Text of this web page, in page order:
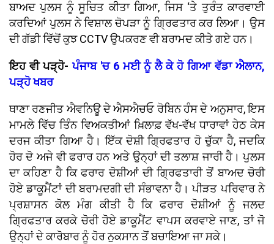
ਬਾਅਦ ਪੁਲਸ ਨੂੰ ਸੂਚਿਤ ਕੀਤਾ ਗਿਆ, ਜਿਸ ‘ਤੇ ਤੁਰੰਤ ਕਾਰਵਾਈ
ਕਰਦਿਆਂ ਪੁਲਸ ਨੇ ਵਿਸ਼ਾਲ ਚੋਪੜਾ ਨੂੰ ਗ੍ਰਿਫਤਾਰ ਕਰ ਲਿਆ। ਉਸ
ਦੀ ਗੱਡੀ ਵਿੱਚੋਂ ਕੁਝ CCTV ਉਪਕਰਣ ਵੀ ਬਰਾਮਦ ਕੀਤੇ ਗਏ ਹਨ।
ਇਹ ਵੀ ਪੜ੍ਹੋ-ਪੰਜਾਬ 'ਚ 6 ਮਈ ਨੂੰ ਲੈ ਕੇ ਹੋ ਗਿਆ ਵੱਡਾ ਐਲਾਨ,
ਪੜ੍ਹੋ ਖਬਰ
ਥਾਣਾ ਰਣਜੀਤ ਐਵਨਿਊ ਦੇ ਐਸਐਚਓ ਰੋਬਿਨ ਹੰਸ ਦੇ ਅਨੁਸਾਰ, ਇਸ
ਮਾਮਲੇ ਵਿੱਚ ਤਿੰਨ ਵਿਅਕਤੀਆਂ ਖ਼ਿਲਾਫ਼ ਵੱਖ-ਵੱਖ ਧਾਰਾਵਾਂ ਹੇਠ ਕੇਸ
ਦਰਜ ਕੀਤਾ ਗਿਆ ਹੈ। ਇੱਕ ਦੋਸ਼ੀ ਗ੍ਰਿਫਤਾਰ ਹੋ ਚੁੱਕਾ ਹੈ, ਜਦਕਿ
ਹੋਰ ਦੋ ਅਜੇ ਵੀ ਫਰਾਰ ਹਨ ਅਤੇ ਉਨ੍ਹਾਂ ਦੀ ਤਲਾਸ਼ ਜਾਰੀ ਹੈ। ਪੁਲਸ
ਦਾ ਕਹਿਣਾ ਹੈ ਕਿ ਫਰਾਰ ਦੋਸ਼ੀਆਂ ਦੀ ਗ੍ਰਿਫਤਾਰੀ ਤੋਂ ਬਾਅਦ ਚੋਰੀ
ਹੋਏ ਡਾਕੂਮੈਂਟਾਂ ਦੀ ਬਰਾਮਦਗੀ ਦੀ ਸੰਭਾਵਨਾ ਹੈ। ਪੀੜਤ ਪਰਿਵਾਰ ਨੇ
ਪ੍ਰਸ਼ਾਸਨ ਕੋਲ ਮੰਗ ਕੀਤੀ ਹੈ ਕਿ ਫਰਾਰ ਦੋਸ਼ੀਆਂ ਨੂੰ ਜਲਦ
ਗ੍ਰਿਫਤਾਰ ਕਰਕੇ ਚੋਰੀ ਹੋਏ ਡਾਕੂਮੈਂਟ ਵਾਪਸ ਕਰਵਾਏ ਜਾਣ, ਤਾਂ ਜੋ
ਉਨ੍ਹਾਂ ਦੇ ਕਾਰੋਬਾਰ ਨੂੰ ਹੋਰ ਨੁਕਸਾਨ ਤੋਂ ਬਚਾਇਆ ਜਾ ਸਕੇ।